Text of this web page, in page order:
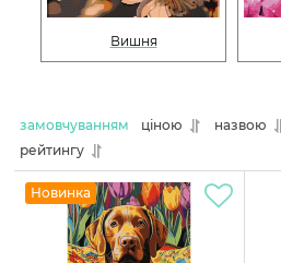
Вишня
замовчуванням ціною
назвою
рейтингу
Новинка